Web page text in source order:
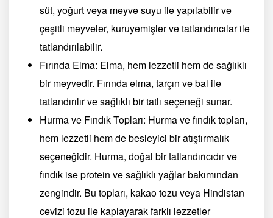
süt, yoğurt veya meyve suyu ile yapılabilir ve
çeşitli meyveler, kuruyemişler ve tatlandırıcılar ile
tatlandırılabilir.
Fırında Elma: Elma, hem lezzetli hem de sağlıklı
bir meyvedir. Fırında elma, tarçın ve bal ile
tatlandırılır ve sağlıklı bir tatlı seçeneği sunar.
Hurma ve Fındık Topları: Hurma ve fındık topları,
hem lezzetli hem de besleyici bir atıştırmalık
seçeneğidir. Hurma, doğal bir tatlandırıcıdır ve
fındık ise protein ve sağlıklı yağlar bakımından
zengindir. Bu topları, kakao tozu veya Hindistan
cevizi tozu ile kaplayarak farklı lezzetler